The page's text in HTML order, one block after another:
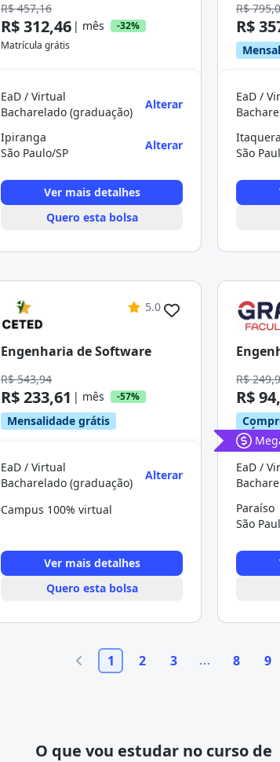
R$ 457,16
R$ 312,46 | mês
-32%
Matrícula grátis
EaD / Virtual
Bacharelado (graduação)
Alterar
Ipiranga
São Paulo/SP
Alterar
Ver mais detalhes
Quero esta bolsa
R$
R$
EaD /
Itaquera
São
5.0
Engenharia de Software
R$ 543,94
R$ 233,61 | mês -57%
Mensalidade grátis
EaD / Virtual
Bacharelado (graduação)
Alterar
Campus 100% virtual
Ver mais detalhes
Quero esta bolsa
R$
R$
pós
EaD /
Paraíso
São
1 2 3 8 9
O que vou estudar no curso de